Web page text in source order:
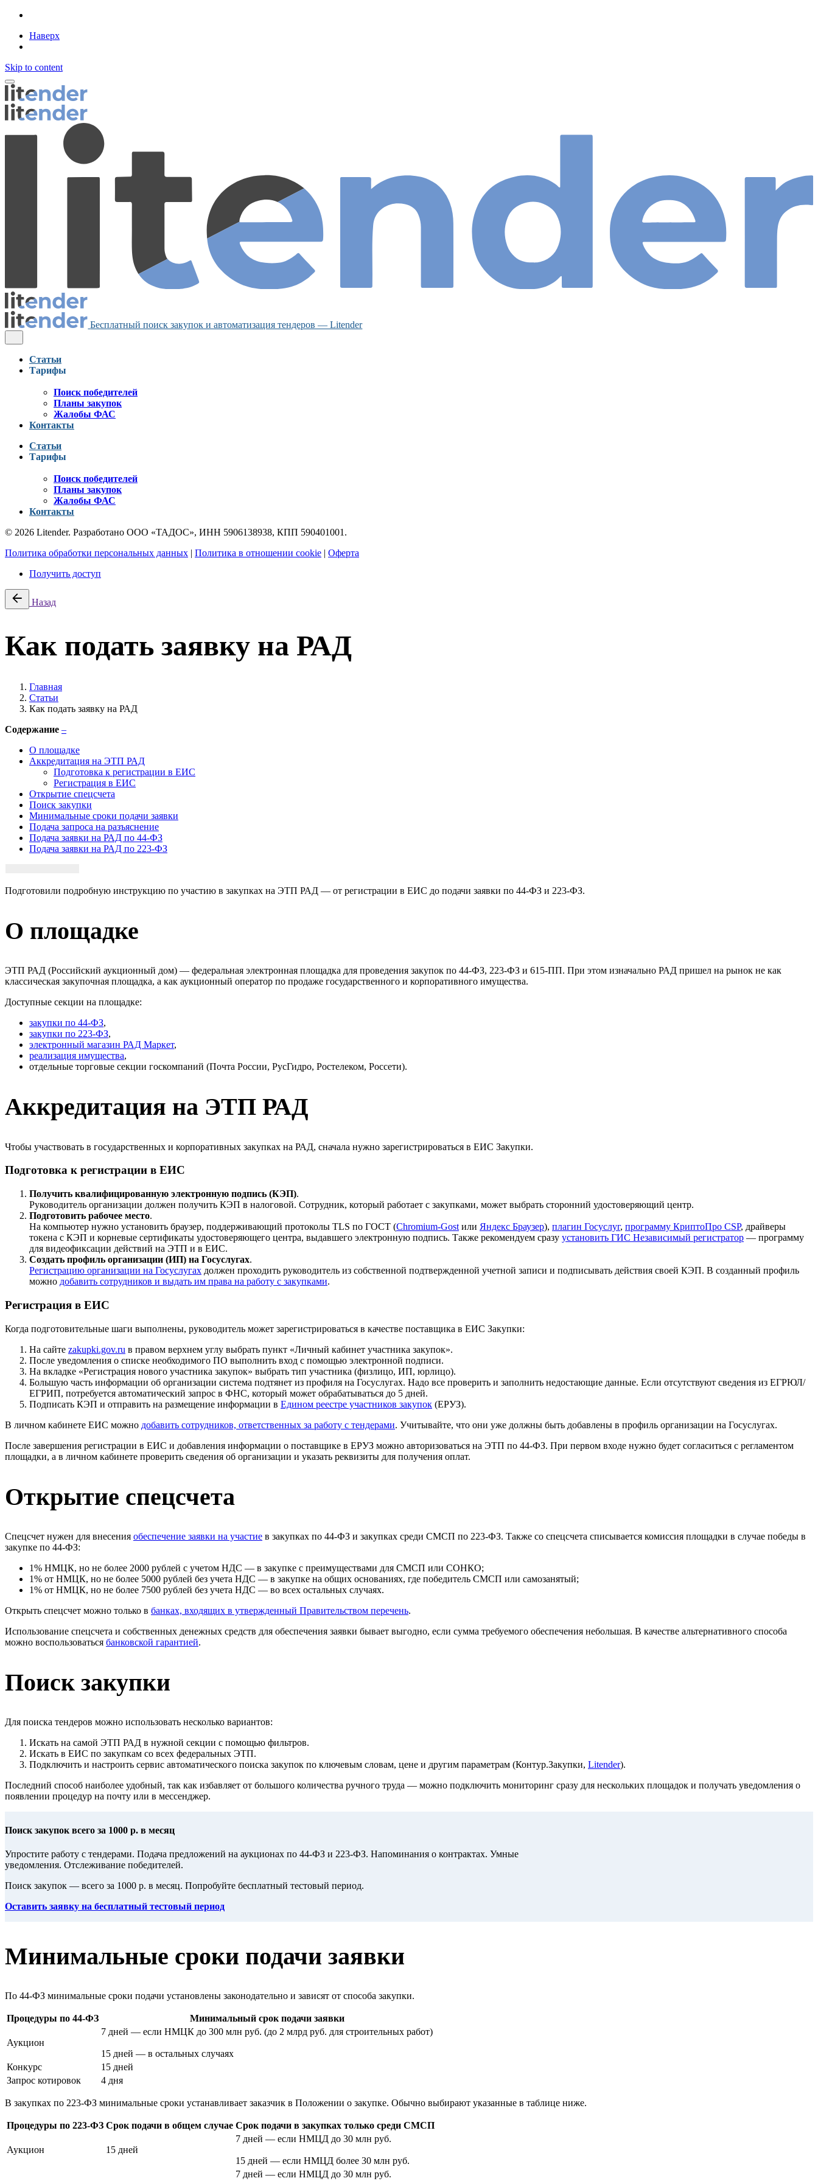
Наверх
Skip to content
Бесплатный поиск закупок и автоматизация тендеров — Litender
Статьи
Тарифы
Поиск победителей
Планы закупок
Жалобы ФАС
Контакты
Статьи
Тарифы
Поиск победителей
Планы закупок
Жалобы ФАС
Контакты
© 2026 Litender. Разработано ООО «ТАДОС», ИНН 5906138938, КПП 590401001.
Политика обработки персональных данных | Политика в отношении cookie | Оферта
Получить доступ
Назад
Как подать заявку на РАД
Главная
Статьи
Как подать заявку на РАД
Содержание –
О площадке
Аккредитация на ЭТП РАД
Подготовка к регистрации в ЕИС
Регистрация в ЕИС
Открытие спецсчета
Поиск закупки
Минимальные сроки подачи заявки
Подача запроса на разъяснение
Подача заявки на РАД по 44-ФЗ
Подача заявки на РАД по 223-ФЗ
Подготовили подробную инструкцию по участию в закупках на ЭТП РАД — от регистрации в ЕИС до подачи заявки по 44-ФЗ и 223-ФЗ.
О площадке
ЭТП РАД (Российский аукционный дом) — федеральная электронная площадка для проведения закупок по 44-ФЗ, 223-ФЗ и 615-ПП. При этом изначально РАД пришел на рынок не как
классическая закупочная площадка, а как аукционный оператор по продаже государственного и корпоративного имущества.
Доступные секции на площадке:
закупки по 44-ФЗ,
закупки по 223-ФЗ,
электронный магазин РАД Маркет,
реализация имущества,
отдельные торговые секции госкомпаний (Почта России, РусГидро, Ростелеком, Россети).
Аккредитация на ЭТП РАД
Чтобы участвовать в государственных и корпоративных закупках на РАД, сначала нужно зарегистрироваться в ЕИС Закупки.
Подготовка к регистрации в ЕИС
Получить квалифицированную электронную подпись (КЭП).
Руководитель организации должен получить КЭП в налоговой. Сотрудник, который работает с закупками, может выбрать сторонний удостоверяющий центр.
Подготовить рабочее место.
На компьютер нужно установить браузер, поддерживающий протоколы TLS по ГОСТ (Chromium-Gost или Яндекс Браузер), плагин Госуслуг, программу КриптоПро CSP, драйверы
токена с КЭП и корневые сертификаты удостоверяющего центра, выдавшего электронную подпись. Также рекомендуем сразу установить ГИС Независимый регистратор — программу
для видеофиксации действий на ЭТП и в ЕИС.
Создать профиль организации (ИП) на Госуслугах.
Регистрацию организации на Госуслугах должен проходить руководитель из собственной подтвержденной учетной записи и подписывать действия своей КЭП. В созданный профиль
можно добавить сотрудников и выдать им права на работу с закупками.
Регистрация в ЕИС
Когда подготовительные шаги выполнены, руководитель может зарегистрироваться в качестве поставщика в ЕИС Закупки:
На сайте zakupki.gov.ru в правом верхнем углу выбрать пункт «Личный кабинет участника закупок».
После уведомления о списке необходимого ПО выполнить вход с помощью электронной подписи.
На вкладке «Регистрация нового участника закупок» выбрать тип участника (физлицо, ИП, юрлицо).
Большую часть информации об организации система подтянет из профиля на Госуслугах. Надо все проверить и заполнить недостающие данные. Если отсутствуют сведения из ЕГРЮЛ/
ЕГРИП, потребуется автоматический запрос в ФНС, который может обрабатываться до 5 дней.
Подписать КЭП и отправить на размещение информации в Едином реестре участников закупок (ЕРУЗ).
В личном кабинете ЕИС можно добавить сотрудников, ответственных за работу с тендерами. Учитывайте, что они уже должны быть добавлены в профиль организации на Госуслугах.
После завершения регистрации в ЕИС и добавления информации о поставщике в ЕРУЗ можно авторизоваться на ЭТП по 44-ФЗ. При первом входе нужно будет согласиться с регламентом
площадки, а в личном кабинете проверить сведения об организации и указать реквизиты для получения оплат.
Открытие спецсчета
Спецсчет нужен для внесения обеспечение заявки на участие в закупках по 44-ФЗ и закупках среди СМСП по 223-ФЗ. Также со спецсчета списывается комиссия площадки в случае победы в
закупке по 44-ФЗ:
1% НМЦК, но не более 2000 рублей с учетом НДС — в закупке с преимуществами для СМСП или СОНКО;
1% от НМЦК, но не более 5000 рублей без учета НДС — в закупке на общих основаниях, где победитель СМСП или самозанятый;
1% от НМЦК, но не более 7500 рублей без учета НДС — во всех остальных случаях.
Открыть спецсчет можно только в банках, входящих в утвержденный Правительством перечень.
Использование спецсчета и собственных денежных средств для обеспечения заявки бывает выгодно, если сумма требуемого обеспечения небольшая. В качестве альтернативного способа
можно воспользоваться банковской гарантией.
Поиск закупки
Для поиска тендеров можно использовать несколько вариантов:
Искать на самой ЭТП РАД в нужной секции с помощью фильтров.
Искать в ЕИС по закупкам со всех федеральных ЭТП.
Подключить и настроить сервис автоматического поиска закупок по ключевым словам, цене и другим параметрам (Контур.Закупки, Litender).
Последний способ наиболее удобный, так как избавляет от большого количества ручного труда — можно подключить мониторинг сразу для нескольких площадок и получать уведомления о
появлении процедур на почту или в мессенджер.
Поиск закупок всего за 1000 р. в месяц
Упростите работу с тендерами. Подача предложений на аукционах по 44-ФЗ и 223-ФЗ. Напоминания о контрактах. Умные
уведомления. Отслеживание победителей.
Поиск закупок — всего за 1000 р. в месяц. Попробуйте бесплатный тестовый период.
Оставить заявку на бесплатный тестовый период
Минимальные сроки подачи заявки
По 44-ФЗ минимальные сроки подачи установлены законодательно и зависят от способа закупки.
Процедуры по 44-ФЗ Минимальный срок подачи заявки
Аукцион
7 дней — если НМЦК до 300 млн руб. (до 2 млрд руб. для строительных работ)
15 дней — в остальных случаях
Конкурс
15 дней
Запрос котировок
4 дня
В закупках по 223-ФЗ минимальные сроки устанавливает заказчик в Положении о закупке. Обычно выбирают указанные в таблице ниже.
Процедуры по 223-ФЗ Срок подачи в общем случае Срок подачи в закупках только среди СМСП
Аукцион 15 дней
7 дней — если НМЦД до 30 млн руб.
15 дней — если НМЦД более 30 млн руб.
7 дней — если НМЦД до 30 млн руб.